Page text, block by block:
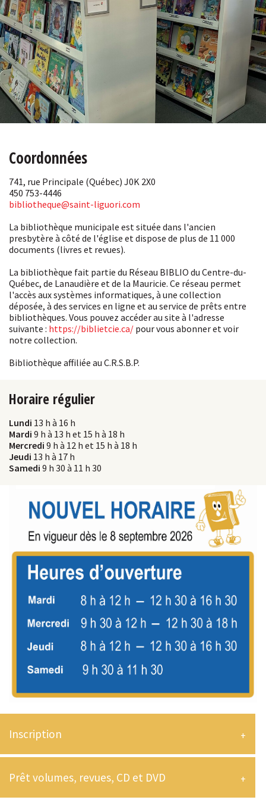
Coordonnées
741, rue Principale (Québec) J0K 2X0
450 753-4446
bibliotheque@saint-liguori.com
La bibliothèque municipale est située dans l'ancien
presbytère à côté de l'église et dispose de plus de 11 000
documents (livres et revues).
La bibliothèque fait partie du Réseau BIBLIO du Centre-du-
Québec, de Lanaudière et de la Mauricie. Ce réseau permet
l'accès aux systèmes informatiques, à une collection
déposée, à des services en ligne et au service de prêts entre
bibliothèques. Vous pouvez accéder au site à l'adresse
suivante : https://biblietcie.ca/ pour vous abonner et voir
notre collection.
Bibliothèque affiliée au C.R.S.B.P.
Horaire régulier
Lundi 13 h à 16 h
Mardi 9 h à 13 h et 15 h à 18 h
Mercredi 9 h à 12 h et 15 h à 18 h
Jeudi 13 h à 17 h
Samedi 9 h 30 à 11 h 30
Inscription
Prêt volumes, revues, CD et DVD